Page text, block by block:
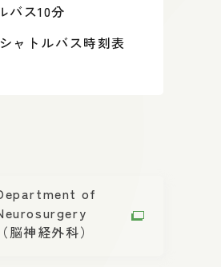
バス10分
シャトルバス時刻表
of
（脳神経外科）